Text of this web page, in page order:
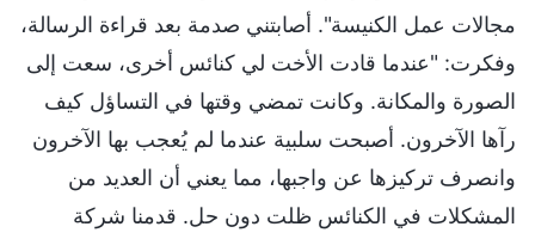
مجالات عمل الكنيسة". أصابتني صدمة بعد قراءة الرسالة،
وفكرت: "عندما قادت الأخت لي كنائس أخرى، سعت إلى
الصورة والمكانة. وكانت تمضي وقتها في التساؤل كيف
رآها الآخرون. أصبحت سلبية عندما لم يُعجب بها الآخرون
وانصرف تركيزها عن واجبها، مما يعني أن العديد من
المشكلات في الكنائس ظلت دون حل. قدمنا شركة